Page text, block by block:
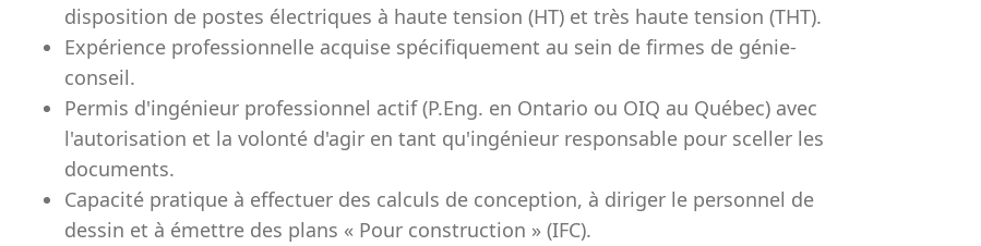
disposition de postes électriques à haute tension (HT) et très haute tension (THT).
Expérience professionnelle acquise spécifiquement au sein de firmes de génie-
conseil.
Permis d'ingénieur professionnel actif (P.Eng. en Ontario ou OIQ au Québec) avec
l'autorisation et la volonté d'agir en tant qu'ingénieur responsable pour sceller les
documents.
Capacité pratique à effectuer des calculs de conception, à diriger le personnel de
dessin et à émettre des plans « Pour construction » (IFC).